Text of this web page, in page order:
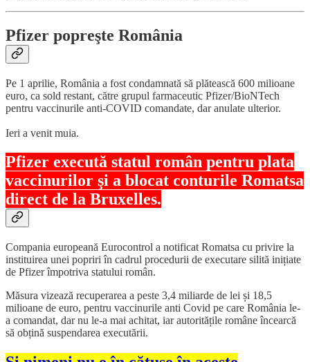
Pfizer popreşte România
Pe 1 aprilie, România a fost condamnată să plătească 600 milioane
euro, ca sold restant, către grupul farmaceutic Pfizer/BioNTech
pentru vaccinurile anti-COVID comandate, dar anulate ulterior.
Ieri a venit muia.
Pfizer execută statul român pentru plata
vaccinurilor şi a blocat conturile Romatsa
direct de la Bruxelles.
Compania europeană Eurocontrol a notificat Romatsa cu privire la
instituirea unei popriri în cadrul procedurii de executare silită inițiate
de Pfizer împotriva statului român.
Măsura vizează recuperarea a peste 3,4 miliarde de lei și 18,5
milioane de euro, pentru vaccinurile anti Covid pe care România le-
a comandat, dar nu le-a mai achitat, iar autoritățile române încearcă
să obțină suspendarea executării.